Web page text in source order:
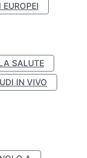
EUROPEI
SALUTE
IN VIVO